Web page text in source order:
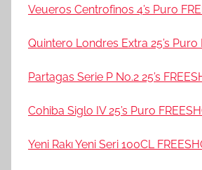
Veueros Centrofinos 4’s Puro
Quintero Londres Extra 25’s Puro
Partagas Serie P No.2 25’s
Cohiba Siglo IV 25’s Puro
Yeni Rakı Yeni Seri 100CL